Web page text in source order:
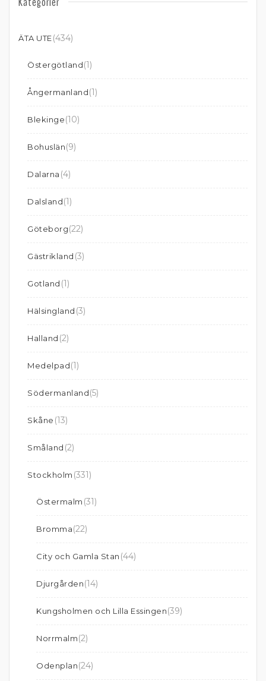
ÄTA UTE(434)
Östergötland(1)
Ångermanland(1)
Blekinge(10)
Bohuslän(9)
Dalarna (4)
Dalsland(1)
Göteborg(22)
Gästrikland (3)
Gotland (1)
Hälsingland (3)
Halland (2)
Medelpad(1)
Södermanland(5)
Skåne (13)
Småland (2)
Stockholm (331)
Östermalm (31)
Bromma(22)
City och Gamla Stan (44)
Djurgården(14)
Kungsholmen och Lilla Essingen(39)
Norrmalm(2)
Odenplan(24)